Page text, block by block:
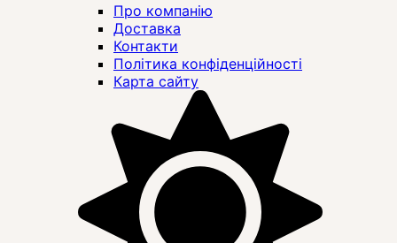
Про компанію
Доставка
Контакти
Політика конфіденційності
Карта сайту